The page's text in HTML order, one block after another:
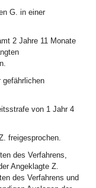
G. in einer
2 Jahre 11 Monate
gefährlichen
von 1 Jahr 4
freigesprochen.
des Verfahrens,
Angeklagte Z.
des Verfahrens und